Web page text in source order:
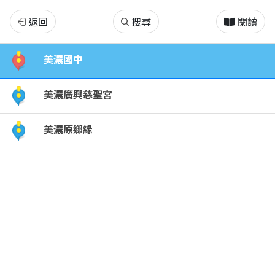
美
濃
景
點
介
返回 搜尋 閱讀
美濃國中
美濃廣興慈聖宮
美濃原鄉緣